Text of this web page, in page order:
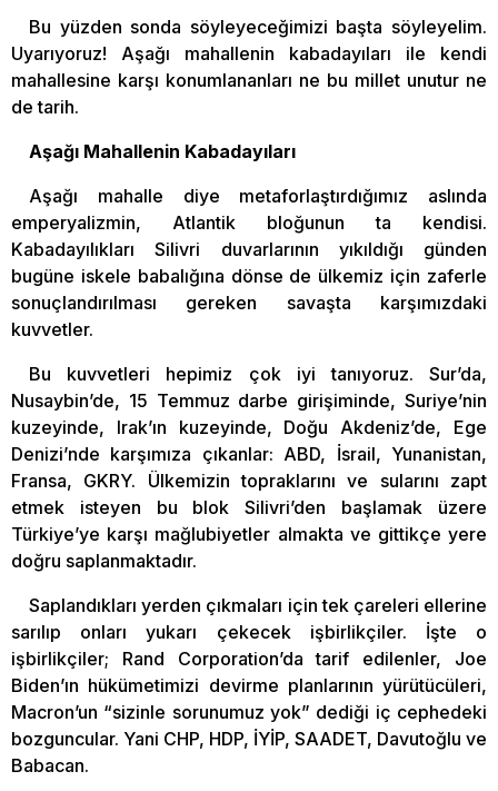
Bu yüzden sonda söyleyeceğimizi başta söyleyelim.
Uyarıyoruz! Aşağı mahallenin kabadayıları ile kendi
mahallesine karşı konumlananları ne bu millet unutur ne
de tarih.
Aşağı Mahallenin Kabadayıları
Aşağı mahalle diye metaforlaştırdığımız aslında
emperyalizmin, Atlantik bloğunun ta kendisi.
Kabadayılıkları Silivri duvarlarının yıkıldığı günden
bugüne iskele babalığına dönse de ülkemiz için zaferle
sonuçlandırılması gereken savaşta karşımızdaki
kuvvetler.
Bu kuvvetleri hepimiz çok iyi tanıyoruz. Sur’da,
Nusaybin’de, 15 Temmuz darbe girişiminde, Suriye’nin
kuzeyinde, Irak’ın kuzeyinde, Doğu Akdeniz’de, Ege
Denizi’nde karşımıza çıkanlar: ABD, İsrail, Yunanistan,
Fransa, GKRY. Ülkemizin topraklarını ve sularını zapt
etmek isteyen bu blok Silivri’den başlamak üzere
Türkiye’ye karşı mağlubiyetler almakta ve gittikçe yere
doğru saplanmaktadır.
Saplandıkları yerden çıkmaları için tek çareleri ellerine
sarılıp onları yukarı çekecek işbirlikçiler. İşte o
işbirlikçiler; Rand Corporation’da tarif edilenler, Joe
Biden’ın hükümetimizi devirme planlarının yürütücüleri,
Macron’un “sizinle sorunumuz yok” dediği iç cephedeki
bozguncular. Yani CHP, HDP, İYİP, SAADET, Davutoğlu ve
Babacan.